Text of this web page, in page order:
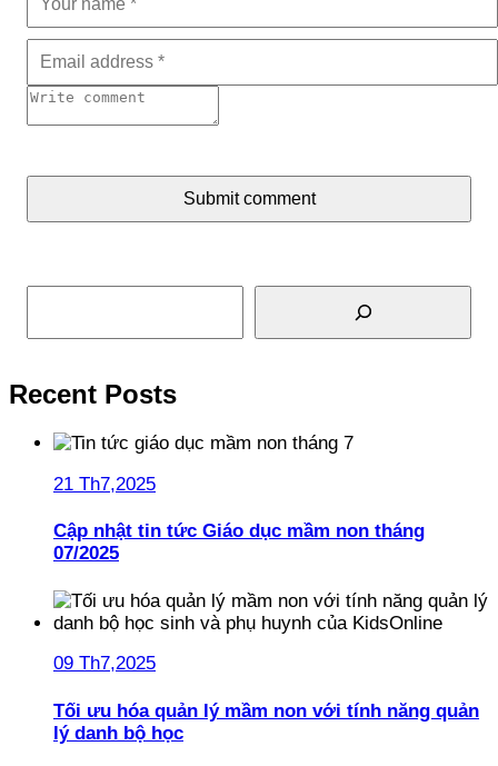
Submit comment
Tìm kiếm
Recent Posts
21 Th7,2025
Cập nhật tin tức Giáo dục mầm non tháng
07/2025
09 Th7,2025
Tối ưu hóa quản lý mầm non với tính năng quản
lý danh bộ học